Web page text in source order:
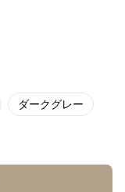
ダークグレー